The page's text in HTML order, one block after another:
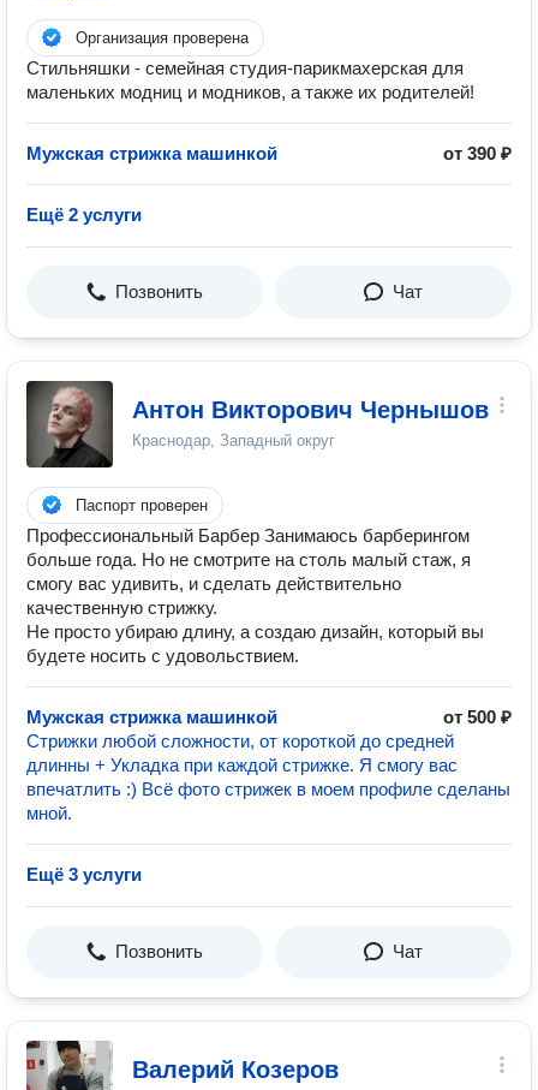
Организация проверена
Стильняшки - семейная студия-парикмахерская для
маленьких модниц и модников, а также их родителей!
Мужская стрижка машинкой от 390 ₽
Ещё 2 услуги
Позвонить Чат
Антон Викторович Чернышов
Краснодар, Западный округ
Паспорт проверен
Профессиональный Барбер Занимаюсь барберингом
больше года. Но не смотрите на столь малый стаж, я
смогу вас удивить, и сделать действительно
качественную стрижку.
Не просто убираю длину, а создаю дизайн, который вы
будете носить с удовольствием.
Мужская стрижка машинкой
от 500 ₽
Стрижки любой сложности, от короткой до средней
длинны + Укладка при каждой стрижке. Я смогу вас
впечатлить :) Всё фото стрижек в моем профиле сделаны
мной.
Ещё 3 услуги
Позвонить Чат
Валерий Козеров